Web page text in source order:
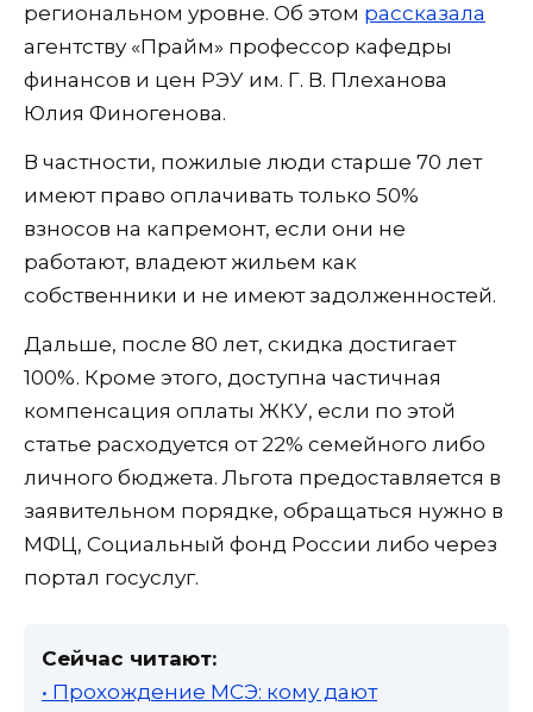
региональном уровне. Об этом рассказала
агентству «Прайм» профессор кафедры
финансов и цен РЭУ им. Г. В. Плеханова
Юлия Финогенова.
В частности, пожилые люди старше 70 лет
имеют право оплачивать только 50%
взносов на капремонт, если они не
работают, владеют жильем как
собственники и не имеют задолженностей.
Дальше, после 80 лет, скидка достигает
100%. Кроме этого, доступна частичная
компенсация оплаты ЖКУ, если по этой
статье расходуется от 22% семейного либо
личного бюджета. Льгота предоставляется в
заявительном порядке, обращаться нужно в
МФЦ, Социальный фонд России либо через
портал госуслуг.
Сейчас читают:
• Прохождение МСЭ: кому дают